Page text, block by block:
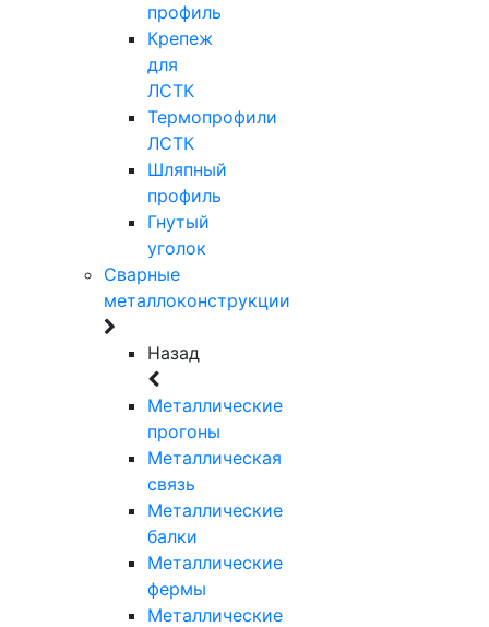
профиль
Крепеж
для
ЛСТК
Термопрофили
ЛСТК
Шляпный
профиль
Гнутый
уголок
Сварные
металлоконструкции
Назад
Металлические
прогоны
Металлическая
связь
Металлические
балки
Металлические
фермы
Металлические